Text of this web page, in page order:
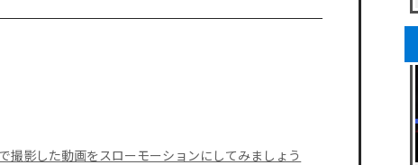
影した動画をスローモーションにしてみましょう